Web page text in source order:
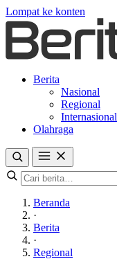
Lompat ke konten
Berita
Nasional
Regional
Internasional
Olahraga
Beranda
·
Berita
·
Regional